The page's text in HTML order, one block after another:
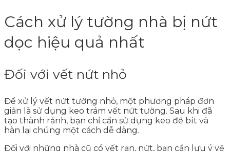
Cách xử lý tường nhà bị nứt
dọc hiệu quả nhất
Đối với vết nứt nhỏ
Để xử lý vết nứt tường nhỏ, một phương pháp đơn
giản là sử dụng keo trám vết nứt tường. Sau khi đã
tạo thành rảnh, bạn chỉ cần sử dụng keo để bít và
hàn lại chúng một cách dễ dàng.
Đối với những nhà cũ có vết rạn, nứt, bạn cần lưu ý vệ